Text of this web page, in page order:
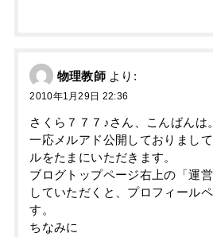
物理教師 より:
2010年1月29日 22:36
さくら７７７♪さん、こんばんは。
一応メルアド公開しておりまし
ルをたまにいただきます。
ブログトップページ右上の「運
していただくと、プロフィール
す。
ちなみに